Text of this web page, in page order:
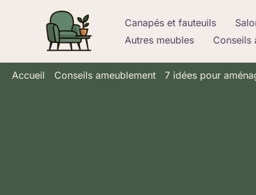
Canapés et fauteuils
Autres meubles
Conseils
Accueil Conseils ameublement 7 idées pour